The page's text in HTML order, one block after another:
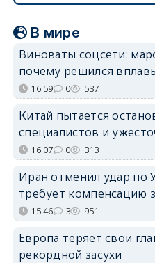
В мире
Виноваты соцсети:
почему решился
16:59 0 537
Китай пытается
специалистов и
16:07 0 313
Иран отменил удар по
требует компенсацию
15:46 3 951
Европа теряет свои
рекордной засухи